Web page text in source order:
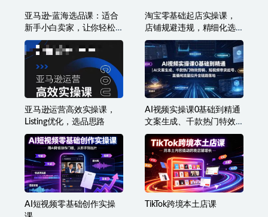
亚马逊-蓝海选品课：适合
新手小白卖家，让你轻松
日出几十单小爆款产品
淘宝零基础起店实操课，
店铺规避违规，精细化选
词及选品等
亚马逊运营高效实操课，
Listing优化，选品思路
AI视频实操课0基础到精通
文案生成、千款热门特效
剪辑、短视频带货起号、
直播间流量拉升全链路落
地
AI短视频零基础创作实操
TikTok跨境本土店课